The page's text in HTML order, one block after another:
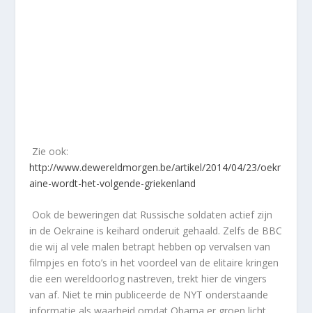
Zie ook:
http://www.dewereldmorgen.be/artikel/2014/04/23/oekr
aine-wordt-het-volgende-griekenland
Ook de beweringen dat Russische soldaten actief zijn
in de Oekraine is keihard onderuit gehaald. Zelfs de BBC
die wij al vele malen betrapt hebben op vervalsen van
filmpjes en foto’s in het voordeel van de elitaire kringen
die een wereldoorlog nastreven, trekt hier de vingers
van af. Niet te min publiceerde de NYT onderstaande